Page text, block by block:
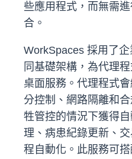
些應用程式，而無需
合。
WorkSpaces 採用了
同基礎架構，為代理
桌面服務。代理程式
分控制、網路隔離和
牲管控的情況下獲得
理、病患紀錄更新、
程自動化。此服務可